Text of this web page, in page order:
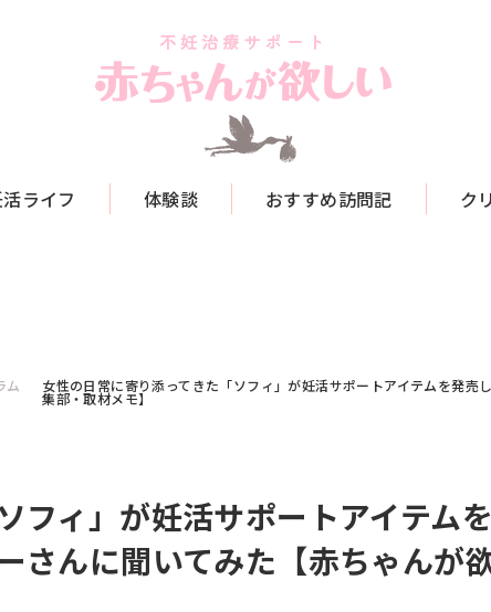
ライフ 体験談 おすすめ訪問記 ク
ム 女性の日常に寄り添ってきた「ソフィ」が妊活サポートアイテムを発
集部・取材メモ】
フィ」が妊活サポートアイテム
さんに聞いてみた【赤ちゃんが